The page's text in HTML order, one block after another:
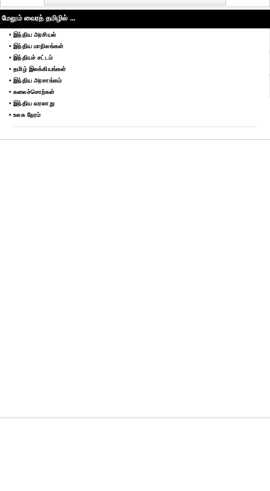
மேலும் வைரத் தமிழில் ...
• இந்திய அரசியல்
• இந்திய மாநிலங்கள்
• இந்தியச் சட்டம்
• தமிழ் இலக்கியங்கள்
• இந்திய அரசாங்கம்
• கலைச்சொற்கள்
• இந்திய வரலாறு
• உலக நேரம்